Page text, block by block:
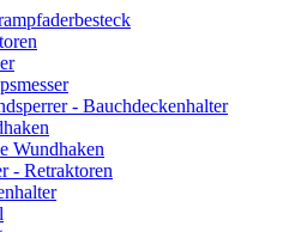
- Bauchdeckenhalter
Wundhaken
- Retraktoren